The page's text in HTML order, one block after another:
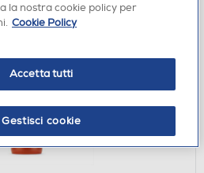
la nostra cookie policy per
Cookie Policy
Accetta tutti
Gestisci cookie